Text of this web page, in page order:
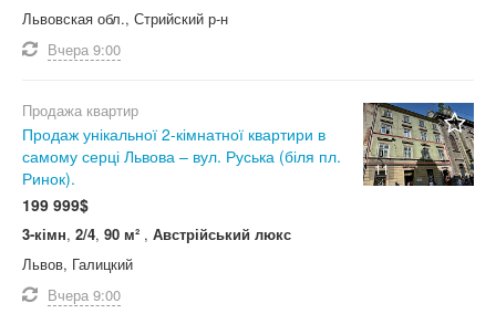
< 20 000 $
20 000 ... 30 000 $
40 000 ... 50 000 $
50 000 ... 100 000 $
> 100 000 $
Не важно
1...1
3...3
4...4
5...5
Не важно
Не важно
Этаж
Не важно
Не важно
Не важно
0-цикл
Нуждается в ремонте
Жилое состояние
Косметический ремонт
Евроремонт
Тип здания
Не важно
Комната
Австрийский
Австрийский люкс
Не важно
Кирпич
Керамический блок
Предложение от
Не важно
Львовская обл., Стрийский р-н
Вчера 9:00
11
Продажа квартир
Продаж унікальної 2-кімнатної квартири в
самому серці Львова – вул. Руська (біля пл.
Ринок).
199 999$
3-кімн, 2/4, 90 м² , Австрійський люкс
Львов, Галицкий
Вчера 9:00